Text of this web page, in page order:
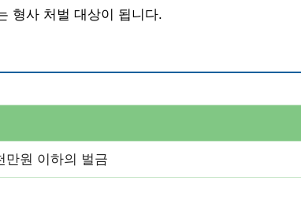
형사 처벌 대상이 됩니다.
만원 이하의 벌금